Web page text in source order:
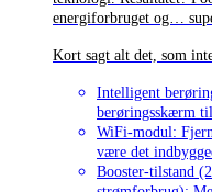
energiforbruget og…
Kort sagt alt det, som
Intelligent
berøringsskærm
WiFi-modul:
være det
Booster-tilstand